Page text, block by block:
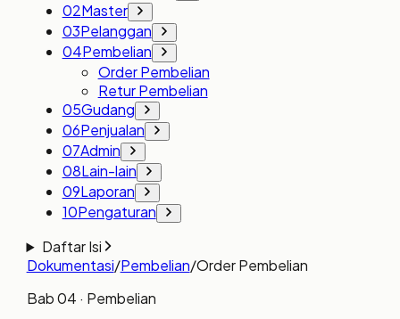
02Master
03Pelanggan
04Pembelian
Order Pembelian
Retur Pembelian
05Gudang
06Penjualan
07Admin
08Lain-lain
09Laporan
10Pengaturan
Daftar Isi
Dokumentasi/Pembelian/Order Pembelian
Bab04 · Pembelian